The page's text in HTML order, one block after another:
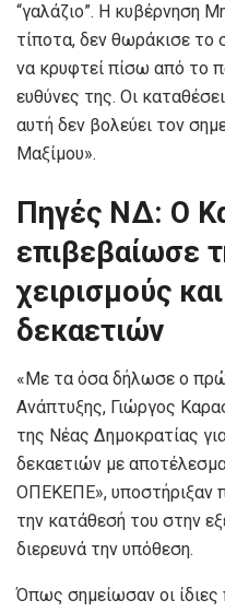
“γαλάζιο”. Η κυβέρνηση
τίποτα, δεν θωράκισε το
να κρυφτεί πίσω από το
ευθύνες της. Οι
αυτή δεν βολεύει τον
Μαξίμου».
Πηγές ΝΔ: Ο
επιβεβαίωσε
χειρισμούς
δεκαετιών
«Με τα όσα δήλωσε ο
Ανάπτυξης, Γιώργος
της Νέας Δημοκρατίας
δεκαετιών με
ΟΠΕΚΕΠΕ», υποστήριξαν
την κατάθεσή του στην
διερευνά την υπόθεση.
Όπως σημείωσαν οι